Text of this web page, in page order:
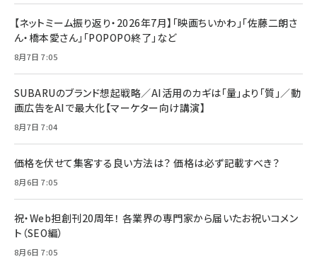
【ネットミーム振り返り・2026年7月】「映画ちいかわ」「佐藤二朗さ
ん・橋本愛さん」「POPOPO終了」など
8月7日 7:05
SUBARUのブランド想起戦略／AI活用のカギは「量」より「質」／動
画広告をAIで最大化【マーケター向け講演】
8月7日 7:04
価格を伏せて集客する良い方法は？ 価格は必ず記載すべき？
8月6日 7:05
祝・Web担創刊20周年！ 各業界の専門家から届いたお祝いコメン
ト（SEO編）
8月6日 7:05